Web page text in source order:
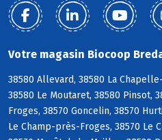
Votre magasin Biocoop
38580 Allevard, 38580 La
38580 Le Moutaret, 38580 Pinsot,
Froges, 38570 Goncelin, 38570
Le Champ-près-Froges, 38570 Le